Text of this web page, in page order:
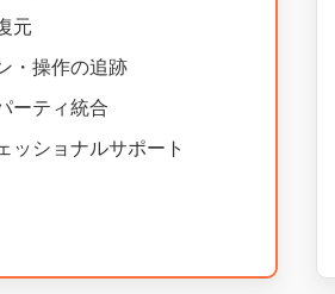
元
・操作の追跡
ーティ統合
ッショナルサポート